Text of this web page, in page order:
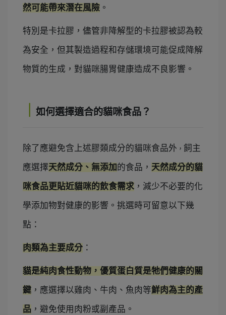
然可能帶來潛在風險 。
特別是卡拉膠，儘管非降解型的卡拉膠被認為較
為安全， 但其製造過程和存儲環境可能促成降解
物質的生成，對貓咪腸胃健康造成不良影響。
如何選擇適合的貓咪食品？
除了應避免含上述膠類成分的貓咪食品外 ， 飼主
應選擇天然成分、無添加 的食品， 天然成分的貓
咪食品更貼近貓咪的飲食需求 ，減少不必要的化
學添加物對健康的影響。挑選時可留意以下幾
點：
肉類為主要成分 ：
貓是純肉食性動物，優質蛋白質是牠們健康的關
鍵 ，應選擇以雞肉、牛肉、魚肉等鮮肉為主的產
品 ，避免使用肉粉或副產品。